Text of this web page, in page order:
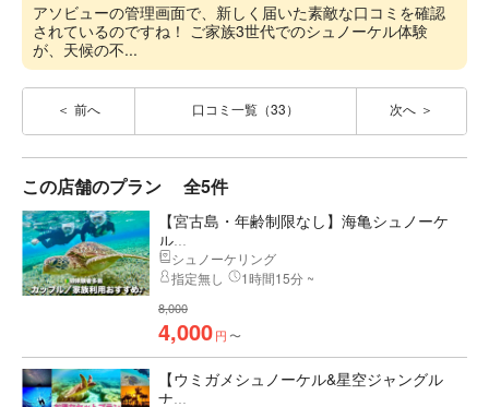
アソビューの管理画面で、新しく届いた素敵な口コミを確認
されているのですね！ ご家族3世代でのシュノーケル体験
が、天候の不...
前へ 口コミ一覧（33） 次へ
この店舗のプラン 全5件
【宮古島・年齢制限なし】海亀シュノーケ
ル...
シュノーケリング
指定無し
1時間15分 ~
8,000
4,000円 〜
【ウミガメシュノーケル&星空ジャングル
ナ...